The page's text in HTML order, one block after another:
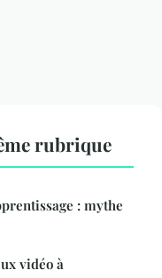
rubrique
: mythe
vidéo à